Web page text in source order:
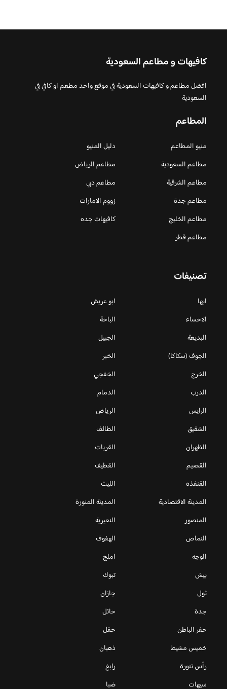
كافيهات و مطاعم السعودية
افضل مطاعم و كافيهات السعودية في موقع واحد مطعم او كافي في
السعودية
المطاعم
منيو المطاعم
دليل المنيو
مطاعم السعودية
مطاعم الرياض
مطاعم الشرقية
مطاعم دبي
مطاعم جدة
زووم الامارات
مطاعم الخليج
كافيهات جده
مطاعم قطر
تصنيفات
ابها
ابو عريش
الاحساء
الباحة
البديعة
الجبيل
الجوف (سكاكا)
الخبر
الخرج
الخفجي
الدرب
الدمام
الرايس
الرياض
الشقيق
الطائف
الظهران
القريات
القصيم
القطيف
القنفذه
الليث
المدينة الاقتصادية
المدينة المنورة
المنصور
النعيرية
النماص
الهفوف
الوجه
املج
بيش
تبوك
ثول
جازان
جدة
حائل
حفر الباطن
حقل
خميس مشيط
ذهبان
رأس تنورة
رابغ
سيهات
ضبا